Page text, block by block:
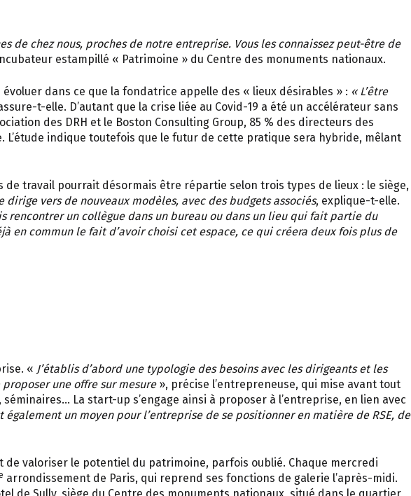
de chez nous, proches de notre entreprise. Vous les connaissez peut-être de
estampillé « Patrimoine » du Centre des monuments nationaux.
dans ce que la fondatrice appelle des « lieux désirables » : « L’être
t-elle. D’autant que la crise liée au Covid-19 a été un accélérateur sans
des DRH et le Boston Consulting Group, 85 % des directeurs des
indique toutefois que le futur de cette pratique sera hybride, mêlant
de travail pourrait désormais être répartie selon trois types de lieux : le siège,
vers de nouveaux modèles, avec des budgets associés, explique-t-elle.
rencontrer un collègue dans un bureau ou dans un lieu qui fait partie du
commun le fait d’avoir choisi cet espace, ce qui créera deux fois plus de
« J’établis d’abord une typologie des besoins avec les dirigeants et les
une offre sur mesure», précise l’entrepreneuse, qui mise avant tout
La start-up s’engage ainsi à proposer à l’entreprise, en lien avec
également un moyen pour l’entreprise de se positionner en matière de RSE, de
valoriser le potentiel du patrimoine, parfois oublié. Chaque mercredi
arrondissement de Paris, qui reprend ses fonctions de galerie l’après-midi.